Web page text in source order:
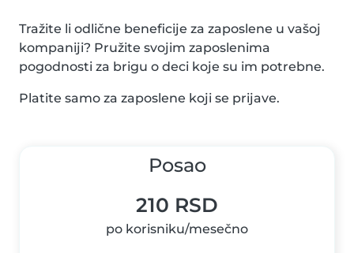
Tražite li odlične beneficije za zaposlene u vašoj
kompaniji? Pružite svojim zaposlenima
pogodnosti za brigu o deci koje su im potrebne.
Platite samo za zaposlene koji se prijave.
Posao
210 RSD
po korisniku/mesečno